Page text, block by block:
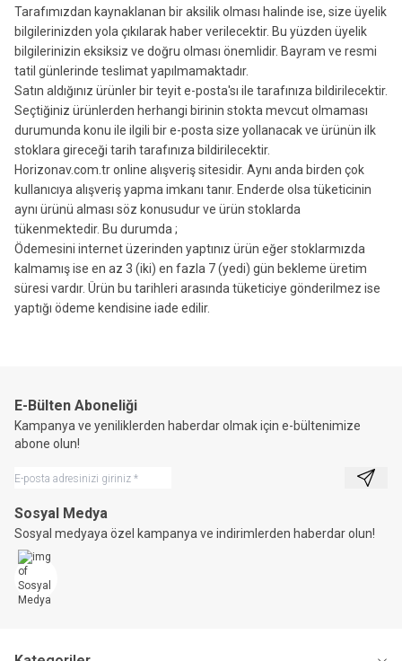
Tarafımızdan kaynaklanan bir aksilik olması halinde ise, size üyelik
bilgilerinizden yola çıkılarak haber verilecektir. Bu yüzden üyelik
bilgilerinizin eksiksiz ve doğru olması önemlidir. Bayram ve resmi
tatil günlerinde teslimat yapılmamaktadır.
Satın aldığınız ürünler bir teyit e-posta'sı ile tarafınıza bildirilecektir.
Seçtiğiniz ürünlerden herhangi birinin stokta mevcut olmaması
durumunda konu ile ilgili bir e-posta size yollanacak ve ürünün ilk
stoklara gireceği tarih tarafınıza bildirilecektir.
Horizonav.com.tr online alışveriş sitesidir. Aynı anda birden çok
kullanıcıya alışveriş yapma imkanı tanır. Enderde olsa tüketicinin
aynı ürünü alması söz konusudur ve ürün stoklarda
tükenmektedir. Bu durumda ;
Ödemesini internet üzerinden yaptınız ürün eğer stoklarmızda
kalmamış ise en az 3 (iki) en fazla 7 (yedi) gün bekleme üretim
süresi vardır. Ürün bu tarihleri arasında tüketiciye gönderilmez ise
yaptığı ödeme kendisine iade edilir.
E-Bülten Aboneliği
Kampanya ve yeniliklerden haberdar olmak için e-bültenimize
abone olun!
Kayıt
Sosyal Medya
Sosyal medyaya özel kampanya ve indirimlerden haberdar olun!